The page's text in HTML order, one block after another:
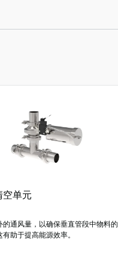
空单元
的通风量，以确保垂直管段中物料的
助于提高能源效率。